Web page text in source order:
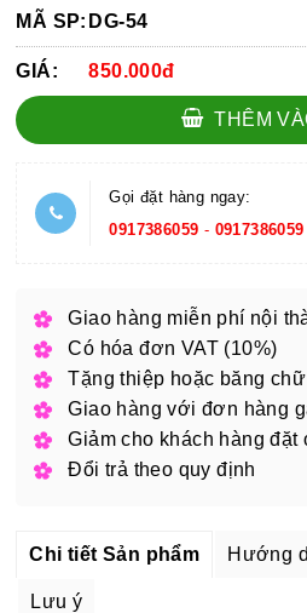
MÃ SP: DG-54
GIÁ: 850.000đ
THÊM
Gọi đặt hàng ngay:
0917386059 - 0917386059
Giao hàng miễn phí nội
Có hóa đơn VAT (10%)
Tặng thiệp hoặc băng
Giao hàng với đơn hàng
Đổi trả theo quy định
Chi tiết Sản phẩm Hướng
Lưu ý